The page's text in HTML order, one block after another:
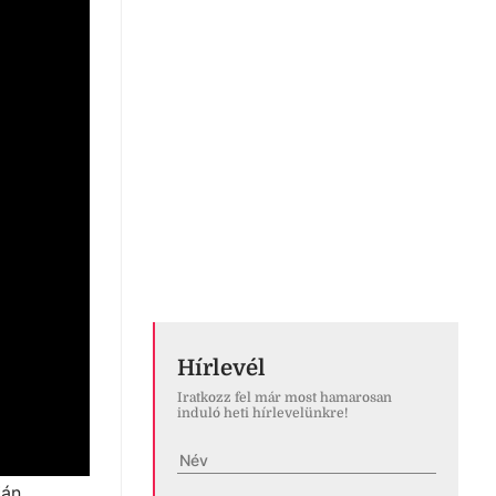
Hírlevél
Iratkozz fel már most hamarosan
induló heti hírlevelünkre!